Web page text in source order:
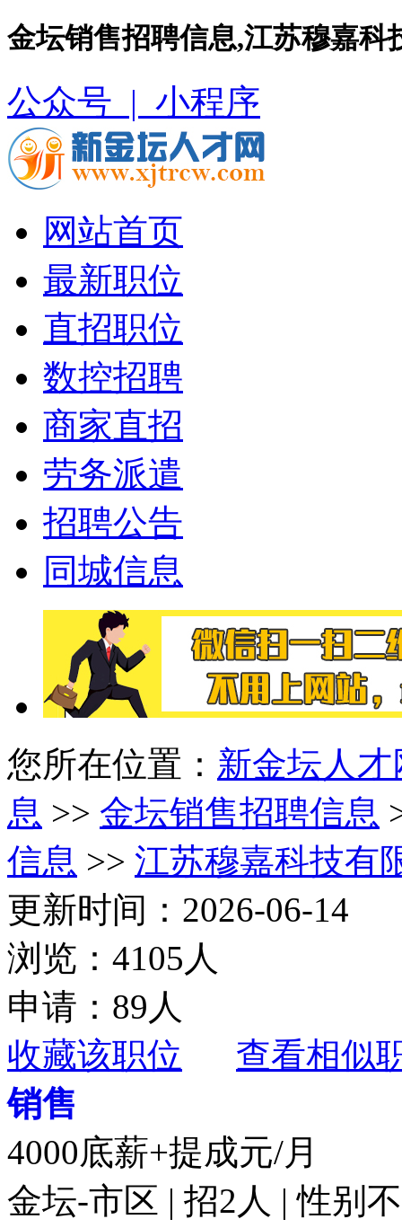
金坛销售招聘信息,江苏穆嘉科
公众号 | 小程序
网站首页
最新职位
直招职位
数控招聘
商家直招
劳务派遣
招聘公告
同城信息
您所在位置： 新金坛人才
息 >> 金坛销售招聘信息
信息 >> 江苏穆嘉科技有
更新时间：2026-06-14
浏览：4105人
申请：89人
收藏该职位
查看相似
销售
4000底薪+提成元/月
金坛-市区 | 招2人 | 性别